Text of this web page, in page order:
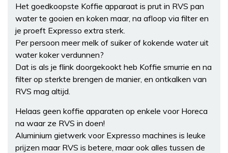
Het goedkoopste Koffie apparaat is prut in RVS pan
water te gooien en koken maar, na afloop via filter en
je proeft Expresso extra sterk.
Per persoon meer melk of suiker of kokende water uit
water koker verdunnen?
Dat is als je flink doorgekookt heb Koffie smurrie en na
filter op sterkte brengen de manier, en ontkalken van
RVS mag altijd.
Helaas geen koffie apparaten op enkele voor Horeca
na waar ze RVS in doen!
Aluminium gietwerk voor Expresso machines is leuke
prijzen maar RVS is betere, maar ook alles tussen de